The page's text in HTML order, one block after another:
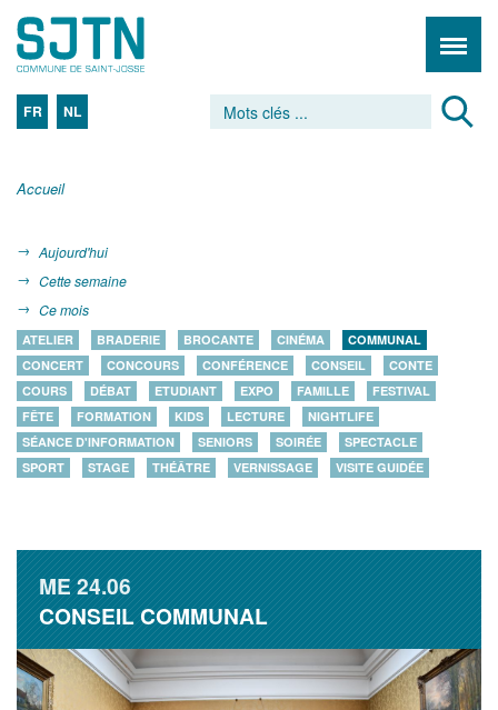
FR NL
Accueil
Aujourd'hui
Cette semaine
Ce mois
ATELIER BRADERIE BROCANTE CINÉMA
COMMUNAL
CONCERT
CONCOURS CONFÉRENCE CONSEIL
CONTE
COURS
DÉBAT ETUDIANT EXPO FAMILLE
FESTIVAL
FÊTE
FORMATION KIDS LECTURE
NIGHTLIFE
SÉANCE D'INFORMATION
SENIORS SOIRÉE
SPECTACLE
SPORT
STAGE THÉÂTRE VERNISSAGE VISITE GUIDÉE
ME24.06
CONSEIL COMMUNAL